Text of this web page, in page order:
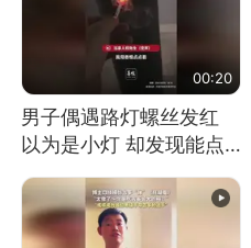
00:20
男子偶遇路灯螺丝发红
以为是小灯 却发现能点
燃香烟 当事人：已报警
处理